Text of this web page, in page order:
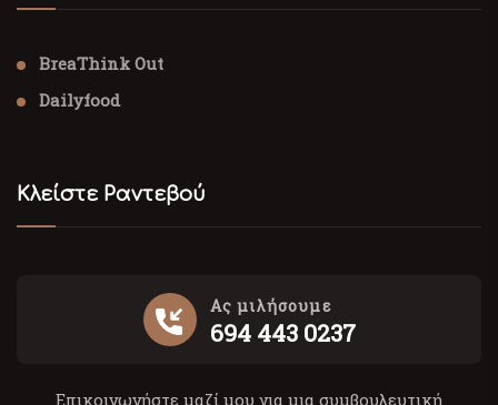
BreaThink Out
Dailyfood
Κλείστε Ραντεβού
Ας μιλήσουμε
694 443 0237
Επικοινωνήστε μαζί μου για μια συμβουλευτική